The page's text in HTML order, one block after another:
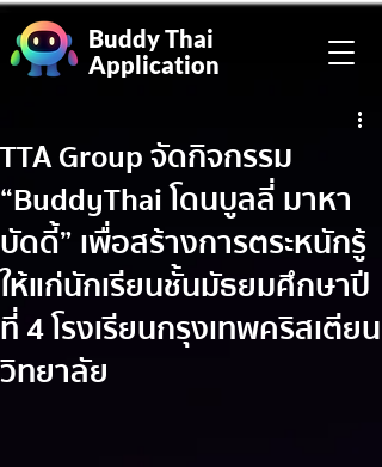
Buddy Thai
Application
TTA Group จัดกิจกรรม
“BuddyThai โดนบูลลี่ มาหา
บัดดี้” เพื่อสร้างการตระหนักรู้
ให้แก่นักเรียนชั้นมัธยมศึกษาปี
ที่ 4 โรงเรียนกรุงเทพคริสเตียน
วิทยาลัย